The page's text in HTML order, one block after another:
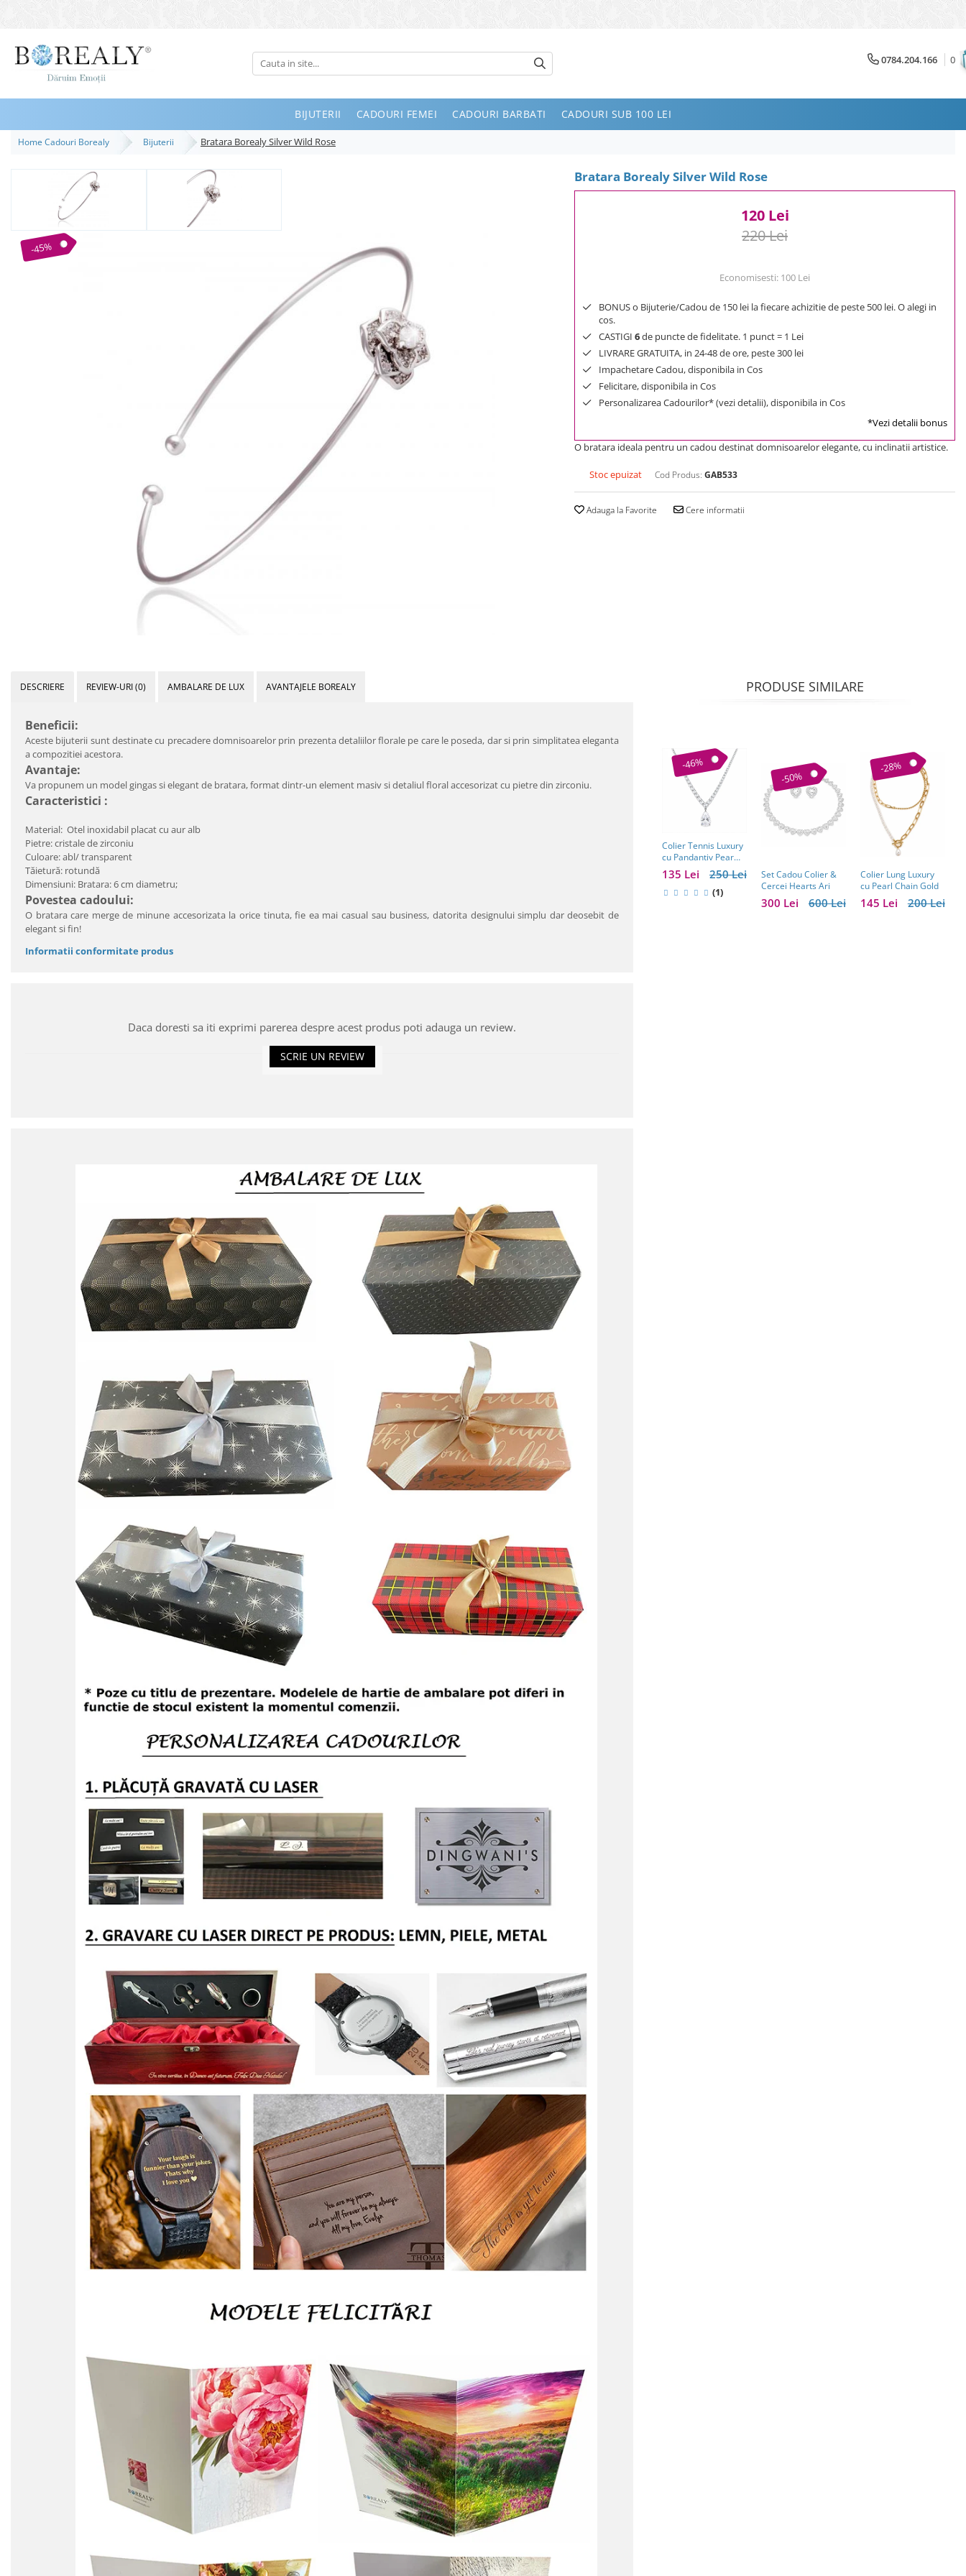
Bijuterii
Inele
Bratari
Destinatari
0784.204.166 0
BIJUTERII CADOURI FEMEI CADOURI BARBATI CADOURI SUB 100 LEI
Home Cadouri Borealy Bijuterii Bratara Borealy Silver Wild Rose
Bratara Borealy Silver Wild Rose
-45%
120 Lei
220 Lei
Economisesti: 100 Lei
BONUS o Bijuterie/Cadou de 150 lei la fiecare achizitie de peste 500 lei. O alegi in
cos.
CASTIGI 6de puncte de fidelitate. 1 punct = 1 Lei
LIVRARE GRATUITA, in 24-48 de ore, peste 300 lei
Impachetare Cadou, disponibila in Cos
Felicitare, disponibila in Cos
Personalizarea Cadourilor* (vezi detalii), disponibila in Cos
*Vezi detalii bonus
O bratara ideala pentru un cadou destinat domnisoarelor elegante, cu inclinatii artistice.
Stoc epuizat Cod Produs: GAB533
Adauga la Favorite Cere informatii
DESCRIERE REVIEW-URI(0) AMBALARE DE LUX AVANTAJELE BOREALY
Beneficii:
Aceste bijuterii sunt destinate cu precadere domnisoarelor prin prezenta detaliilor florale pe care le poseda, dar si prin simplitatea eleganta
a compozitiei acestora.
Avantaje:
Va propunem un model gingas si elegant de bratara, format dintr-un element masiv si detaliul floral accesorizat cu pietre din zirconiu.
Caracteristici :
Material: Otel inoxidabil placat cu aur alb
Pietre: cristale de zirconiu
Culoare: abl/ transparent
Tăietură: rotundă
Dimensiuni: Bratara: 6 cm diametru;
Povestea cadoului:
O bratara care merge de minune accesorizata la orice tinuta, fie ea mai casual sau business, datorita designului simplu dar deosebit de
elegant si fin!
Informatii conformitate produs
Daca doresti sa iti exprimi parerea despre acest produs poti adauga un review.
SCRIE UN REVIEW
PRODUSE SIMILARE
-46%
Colier Tennis Luxury
cu Pandantiv Pear
Cut – Eleganță
Atemporală 250 Lei
135 Lei
(1)
-50%
Set Cadou Colier &
Cercei Hearts Ari
600 Lei
300 Lei
-28%
Colier Lung Luxury
cu Pearl Chain Gold
200 Lei
145 Lei